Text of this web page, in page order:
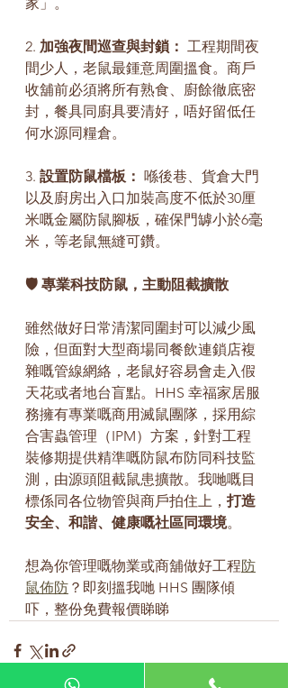
2. 加強夜間巡查與封鎖： 工程期間夜
間少人，老鼠最鍾意周圍搵食。商戶
收舖前必須將所有熟食、廚餘徹底密
封，餐具同廚具要清好，唔好留低任
何水源同糧倉。
3. 設置防鼠檔板： 喺後巷、貨倉大門
以及廚房出入口加裝高度不低於30厘
米嘅金屬防鼠腳板，確保門罅小於6毫
米，等老鼠無縫可鑽。
🛡️ 專業科技防鼠，主動阻截擴散
雖然做好日常清潔同圍封可以減少風
險，但面對大型商場同餐飲連鎖店複
雜嘅管線網絡，老鼠好容易會走入假
天花或者地台盲點。HHS 幸福家居服
務擁有專業嘅商用滅鼠團隊，採用綜
合害蟲管理（IPM）方案，針對工程
裝修期提供精準嘅防鼠布防同科技監
測，由源頭阻截鼠患擴散。我哋嘅目
標係同各位物管與商戶拍住上， 打造
安全、和諧、健康嘅社區同環境。
想為你管理嘅物業或商舖做好工程防
鼠佈防 ？即刻搵我哋 HHS 團隊傾
吓，整份免費報價睇睇